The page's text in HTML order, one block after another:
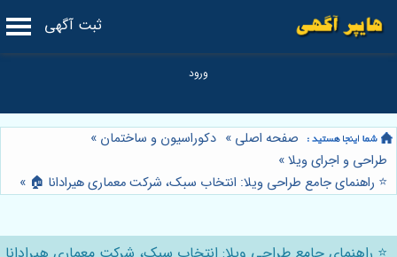
ثبت آگهی
صفحه اصلی » دکوراسیون و ساختمان »
طراحی و اجرای ویلا»
⭐️ راهنمای جامع طراحی ویلا: انتخاب سبک، شرکت معماری هیرادانا 🏠 »